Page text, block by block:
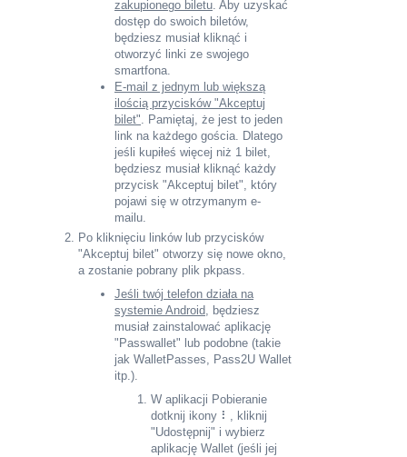
zakupionego biletu. Aby uzyskać
dostęp do swoich biletów,
będziesz musiał kliknąć i
otworzyć linki ze swojego
smartfona.
E-mail z jednym lub większą
ilością przycisków "Akceptuj
bilet". Pamiętaj, że jest to jeden
link na każdego gościa. Dlatego
jeśli kupiłeś więcej niż 1 bilet,
będziesz musiał kliknąć każdy
przycisk "Akceptuj bilet", który
pojawi się w otrzymanym e-
mailu.
Po kliknięciu linków lub przycisków
"Akceptuj bilet" otworzy się nowe okno,
a zostanie pobrany plik pkpass.
Jeśli twój telefon działa na
systemie Android, będziesz
musiał zainstalować aplikację
"Passwallet" lub podobne (takie
jak WalletPasses, Pass2U Wallet
itp.).
W aplikacji Pobieranie
dotknij ikony ⠇, kliknij
"Udostępnij" i wybierz
aplikację Wallet (jeśli jej